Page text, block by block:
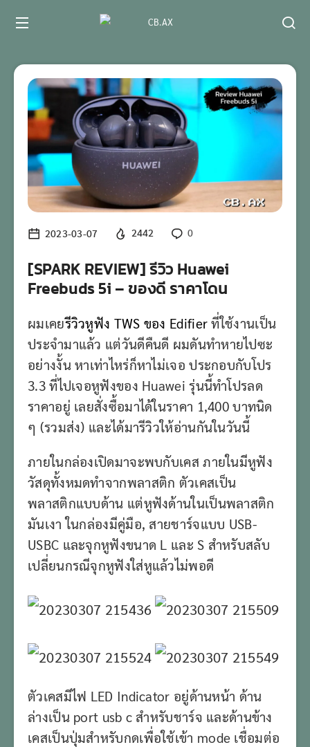
2023-03-07 2442 0
[SPARK REVIEW] รีวิว Huawei
Freebuds 5i – ของดี ราคาโดน
ผมเคยรีวิวหูฟัง TWS ของ Edifier ที่ใช้งานเป็น
ประจำมาแล้ว แต่วันดีคืนดี ผมดันทำหายไปซะ
อย่างงั้น หาเท่าไหร่ก็หาไม่เจอ ประกอบกับโปร
3.3 ที่ไปเจอหูฟังของ Huawei รุ่นนี้ทำโปรลด
ราคาอยู่ เลยสั่งซื้อมาได้ในราคา 1,400 บาทนิด
ๆ (รวมส่ง) และได้มารีวิวให้อ่านกันในวันนี้
ภายในกล่องเปิดมาจะพบกับเคส ภายในมีหูฟัง
วัสดุทั้งหมดทำจากพลาสติก ตัวเคสเป็น
พลาสติกแบบด้าน แต่หูฟังด้านในเป็นพลาสติก
มันเงา ในกล่องมีคู่มือ, สายชาร์จแบบ USB-
USBC และจุกหูฟังขนาด L และ S สำหรับสลับ
เปลี่ยนกรณีจุกหูฟังใส่หูแล้วไม่พอดี
ตัวเคสมีไฟ LED Indicator อยู่ด้านหน้า ด้าน
ล่างเป็น port usb c สำหรับชาร์จ และด้านข้าง
เคสเป็นปุ่มสำหรับกดเพื่อใช้เข้า mode เชื่อมต่อ